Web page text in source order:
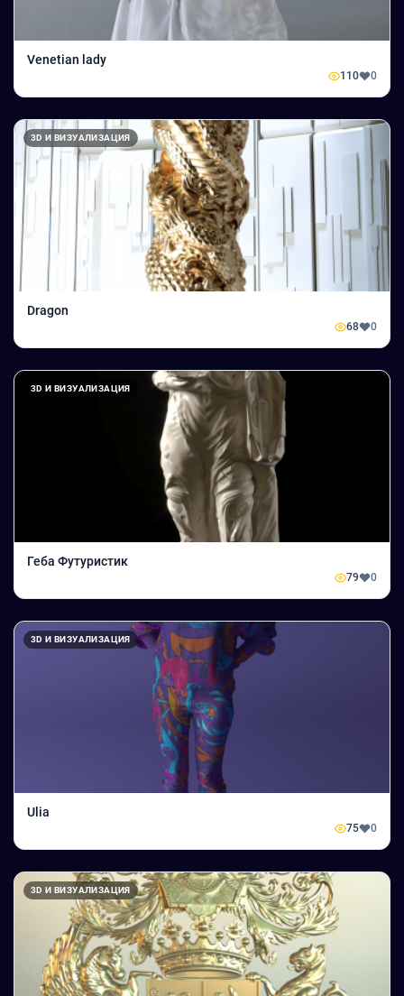
Venetian lady
110 0
3D И ВИЗУАЛИЗАЦИЯ
Dragon
68 0
3D И ВИЗУАЛИЗАЦИЯ
Геба Футуристик
79 0
3D И ВИЗУАЛИЗАЦИЯ
Ulia
75 0
3D И ВИЗУАЛИЗАЦИЯ